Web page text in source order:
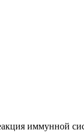
иммунной